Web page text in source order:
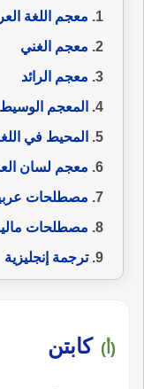
معجم اللغة
معجم الغني
معجم الرائد
المعجم الوسيط
المحيط في
معجم لسان
مصطلحات
مصطلحات
ترجمة إنجليزية
(أ) كابتن